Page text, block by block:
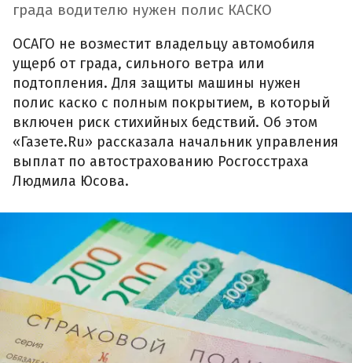
града водителю нужен полис КАСКО
ОСАГО не возместит владельцу автомобиля
ущерб от града, сильного ветра или
подтопления. Для защиты машины нужен
полис каско с полным покрытием, в который
включен риск стихийных бедствий. Об этом
«Газете.Ru» рассказала начальник управления
выплат по автострахованию Росгосстраха
Людмила Юсова.